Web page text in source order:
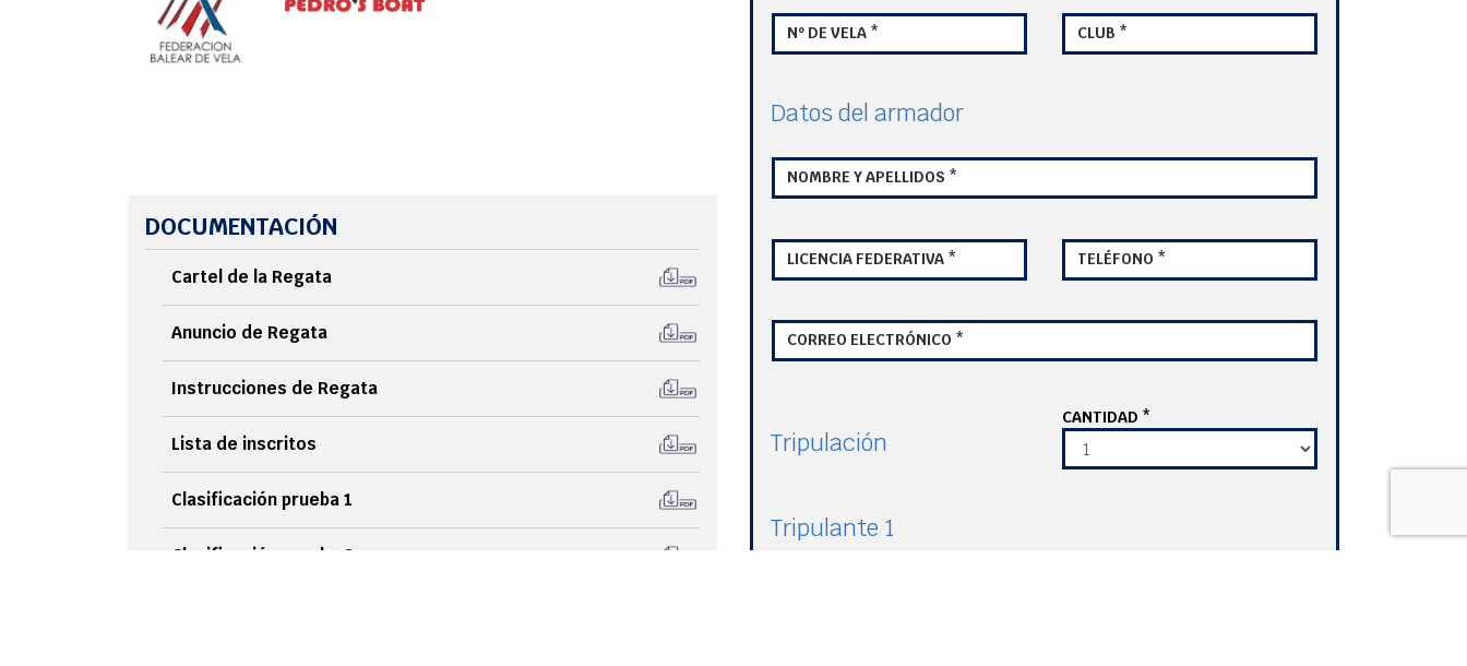
DOCUMENTACIÓN
Cartel de la Regata
Anuncio de Regata
Instrucciones de Regata
Lista de inscritos
Clasificación prueba 1
Clasificación prueba 2
Nº DE VELA * CLUB *
Datos del armador
NOMBRE Y APELLIDOS *
LICENCIA FEDERATIVA * TELÉFONO *
CORREO ELECTRÓNICO *
Tripulación
CANTIDAD *
Tripulante 1